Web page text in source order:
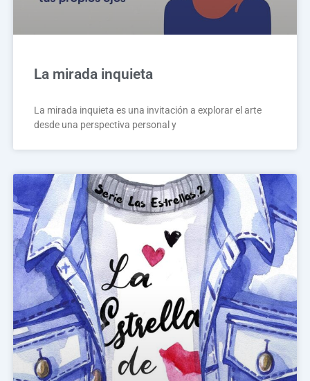
La mirada inquieta
La mirada inquieta es una invitación a explorar el arte
desde una perspectiva personal y